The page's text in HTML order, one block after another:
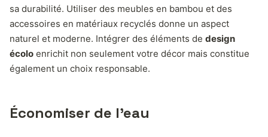
sa durabilité. Utiliser des meubles en bambou et des
accessoires en matériaux recyclés donne un aspect
naturel et moderne. Intégrer des éléments de design
écolo enrichit non seulement votre décor mais constitue
également un choix responsable.
Économiser de l’eau